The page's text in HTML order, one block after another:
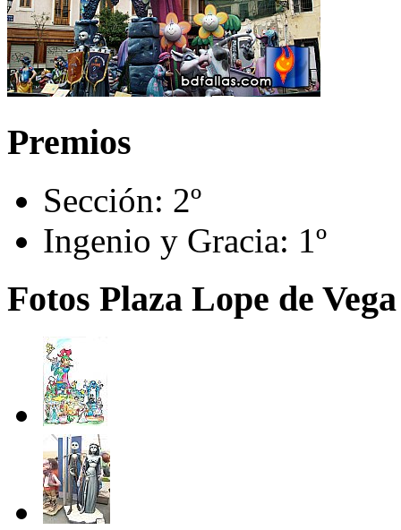
Premios
Sección: 2º
Ingenio y Gracia: 1º
Fotos Plaza Lope de